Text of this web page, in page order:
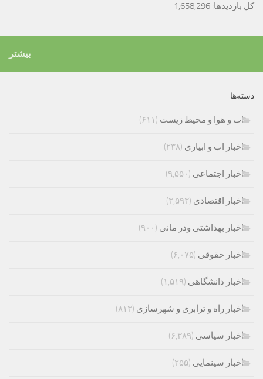
کل بازدیدها: 1,658,296
بیشتر
دسته‌ها
اب و هوا و محیط زیست (۶۱۱)
اخبار اب و ابیاری (۲۳۸)
اخبار اجتماعی (۹,۵۵۰)
اخبار اقتصادی (۳,۵۹۳)
اخبار بهداشتی ودر مانی (۹۰۰)
اخبار حقوقی (۶,۰۷۵)
اخبار دانشگاهی (۱,۵۱۹)
اخبار راه و ترابری و شهرسازی (۸۱۳)
اخبار سیاسی (۶,۳۸۹)
اخبار سینمایی (۲۵۵)